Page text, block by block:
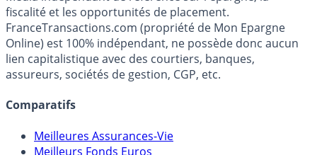
Premier guide épargne de France, en ligne depuis 2001.
Média indépendant de référence sur l'épargne, la
fiscalité et les opportunités de placement.
FranceTransactions.com (propriété de Mon Epargne
Online) est 100% indépendant, ne possède donc aucun
assureurs, sociétés de gestion, CGP, etc.
Comparatifs